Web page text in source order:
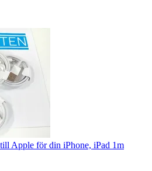
Apple för din iPhone, iPad 1m